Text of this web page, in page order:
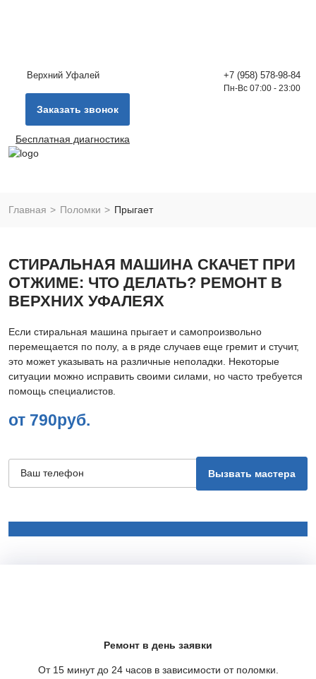
Верхний Уфалей +7 (958) 578-98-84
Пн-Вс 07:00 - 23:00
Заказать звонок
Бесплатная диагностика
Главная Поломки Прыгает
СТИРАЛЬНАЯ МАШИНА СКАЧЕТ ПРИ
ОТЖИМЕ: ЧТО ДЕЛАТЬ? РЕМОНТ В
ВЕРХНИХ УФАЛЕЯХ
Если стиральная машина прыгает и самопроизвольно
перемещается по полу, а в ряде случаев еще гремит и стучит,
это может указывать на различные неполадки. Некоторые
ситуации можно исправить своими силами, но часто требуется
помощь специалистов.
от 790руб.
Ремонт в день заявки
От 15 минут до 24 часов в зависимости от поломки.